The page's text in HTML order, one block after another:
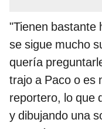
"Tienen bastante
se sigue mucho
quería
trajo a Paco o es
reportero, lo que
y dibujando una